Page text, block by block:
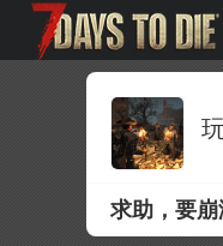
求助，要崩